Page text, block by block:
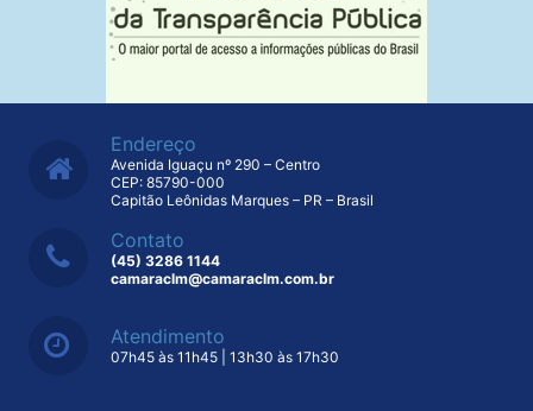
Endereço
Avenida Iguaçu nº 290 – Centro
CEP: 85790-000
Capitão Leônidas Marques – PR – Brasil
Contato
(45) 3286 1144
camaraclm@camaraclm.com.br
Atendimento
07h45 às 11h45 | 13h30 às 17h30